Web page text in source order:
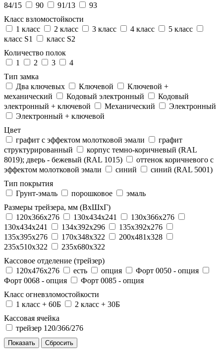
84/15
90 91/13
93
Класс взломостойкости
1 класс
2 класс 3 класс 4 класс
5 класс
класс S1
класс S2
Количество полок
1
2 3
4
Тип замка
Два ключевых
Ключевой
Ключевой +
механический
Кодовый электронный
Кодовый
электронный + ключевой
Механический
Электронный
Электронный + ключевой
Цвет
графит с эффектом молотковой эмали
графит
структурированный
корпус темно-коричневый (RAL
8019); дверь - бежевый (RAL 1015)
оттенок коричневого с
эффектом молотковой эмали
синий
синий (RAL 5001)
Тип покрытия
Грунт-эмаль
порошковое
эмаль
Размеры трейзера, мм (ВхШхГ)
120x366x276
130x434x241
130х366х276
130х434х241
134x392x296
135x392x276
135x395x276
170x348x322
200x481x328
235x510x322
235x680x322
Кассовое отделение (трейзер)
120х476х276
есть опция
Форт 0050 - опция
Форт 0068 - опция
Форт 0085 - опция
Класс огневзломостойкости
1 класс + 60Б
2 класс + 30Б
Кассовая ячейка
трейзер 120/366/276